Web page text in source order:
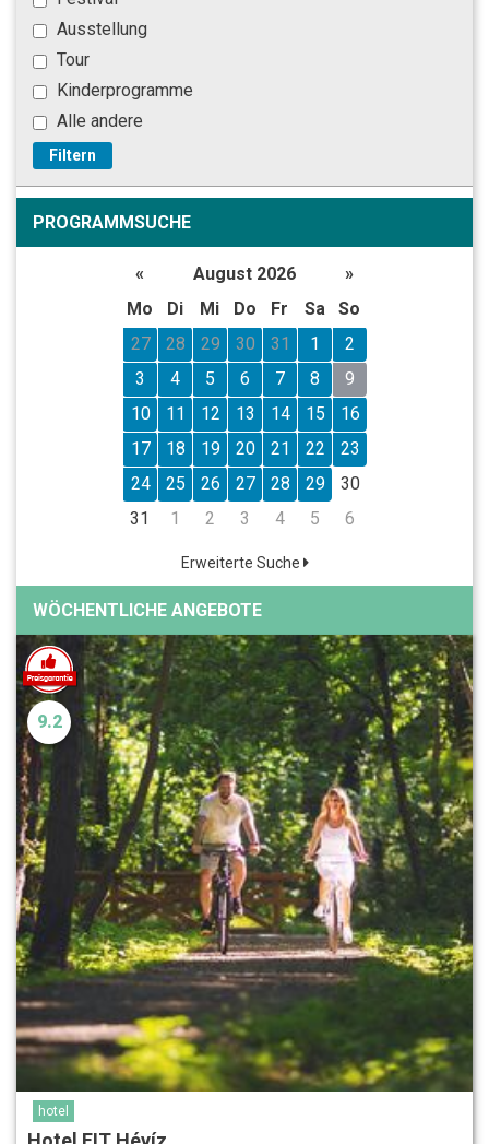
Ausstellung
Tour
Kinderprogramme
Alle andere
Filtern
PROGRAMMSUCHE
« August 2026
»
Mo
Di Mi Do Fr Sa
So
27
28 29 30 31 1
2
3
4 5 6 7 8
9
10
11 12 13 14 15
16
17
18 19 20 21 22
23
24
25 26 27 28 29
30
31
1 2 3 4 5 6
Erweiterte Suche
WÖCHENTLICHE ANGEBOTE
9.2
hotel